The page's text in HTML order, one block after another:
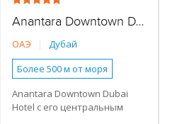
Anantara Downtown Dubai Hotel
ОАЭ
Дубай
Более 500 м от моря
Наличие туристической
инфраструктуры рядом
Anantara Downtown Dubai
Hotel с его центральным